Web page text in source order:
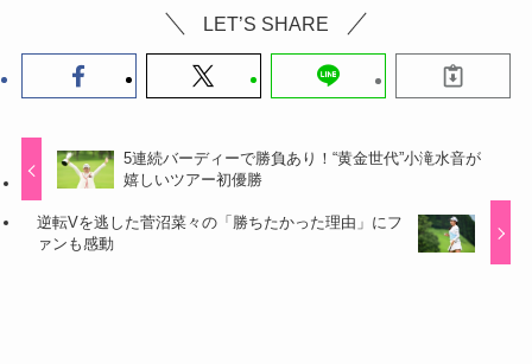
LET’S SHARE
5連続バーディーで勝負あり！“黄金世代”小滝水音が
嬉しいツアー初優勝
逆転Vを逃した菅沼菜々の「勝ちたかった理由」にフ
ァンも感動